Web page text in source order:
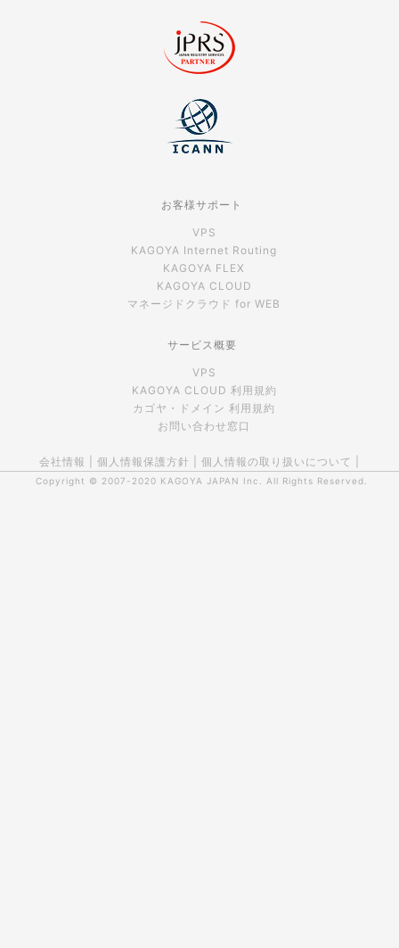
お客様サポート
VPS
KAGOYA Internet Routing
KAGOYA FLEX
KAGOYA CLOUD
マネージドクラウド for WEB
サービス概要
VPS
KAGOYA CLOUD 利用規約
カゴヤ・ドメイン 利用規約
お問い合わせ窓口
会社情報 個人情報保護方針 個人情報の取り扱いについて
Copyright © 2007-2020 KAGOYA JAPAN Inc. All Rights Reserved.